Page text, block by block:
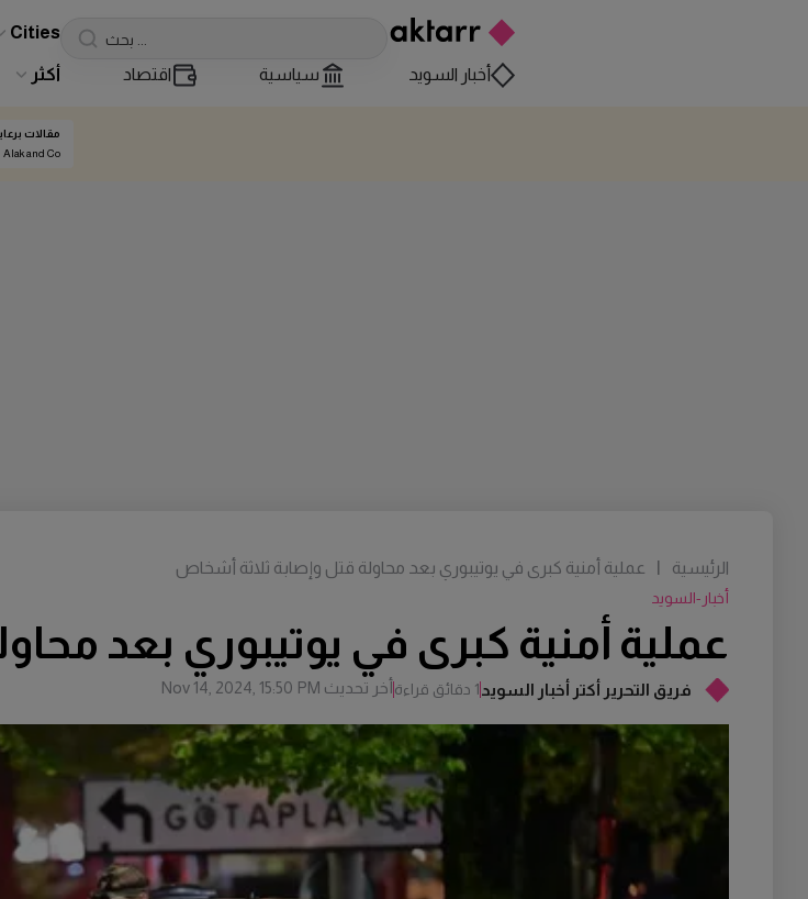
Cities
أخبار السويد سياسية اقتصاد أكثر
مقالات
Alak and Co
فريق التحرير أكتر أخبار السويد1 دقائق قراءة أخر تحديث Nov 14, 2024, 15:50 PM
عملية أمنية كبرى في يوتيبوري بعد
أخبار-السويد
الرئيسية عملية أمنية كبرى في يوتيبوري بعد محاولة قتل وإصابة ثلاثة أشخاص